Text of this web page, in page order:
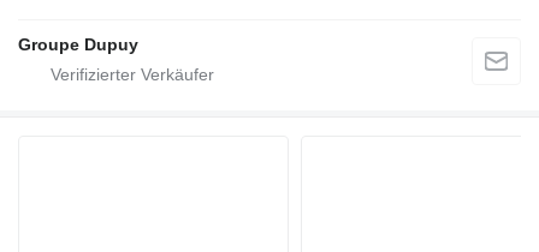
Groupe Dupuy